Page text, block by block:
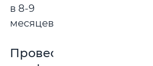
в 8-9
месяцев.
Провести